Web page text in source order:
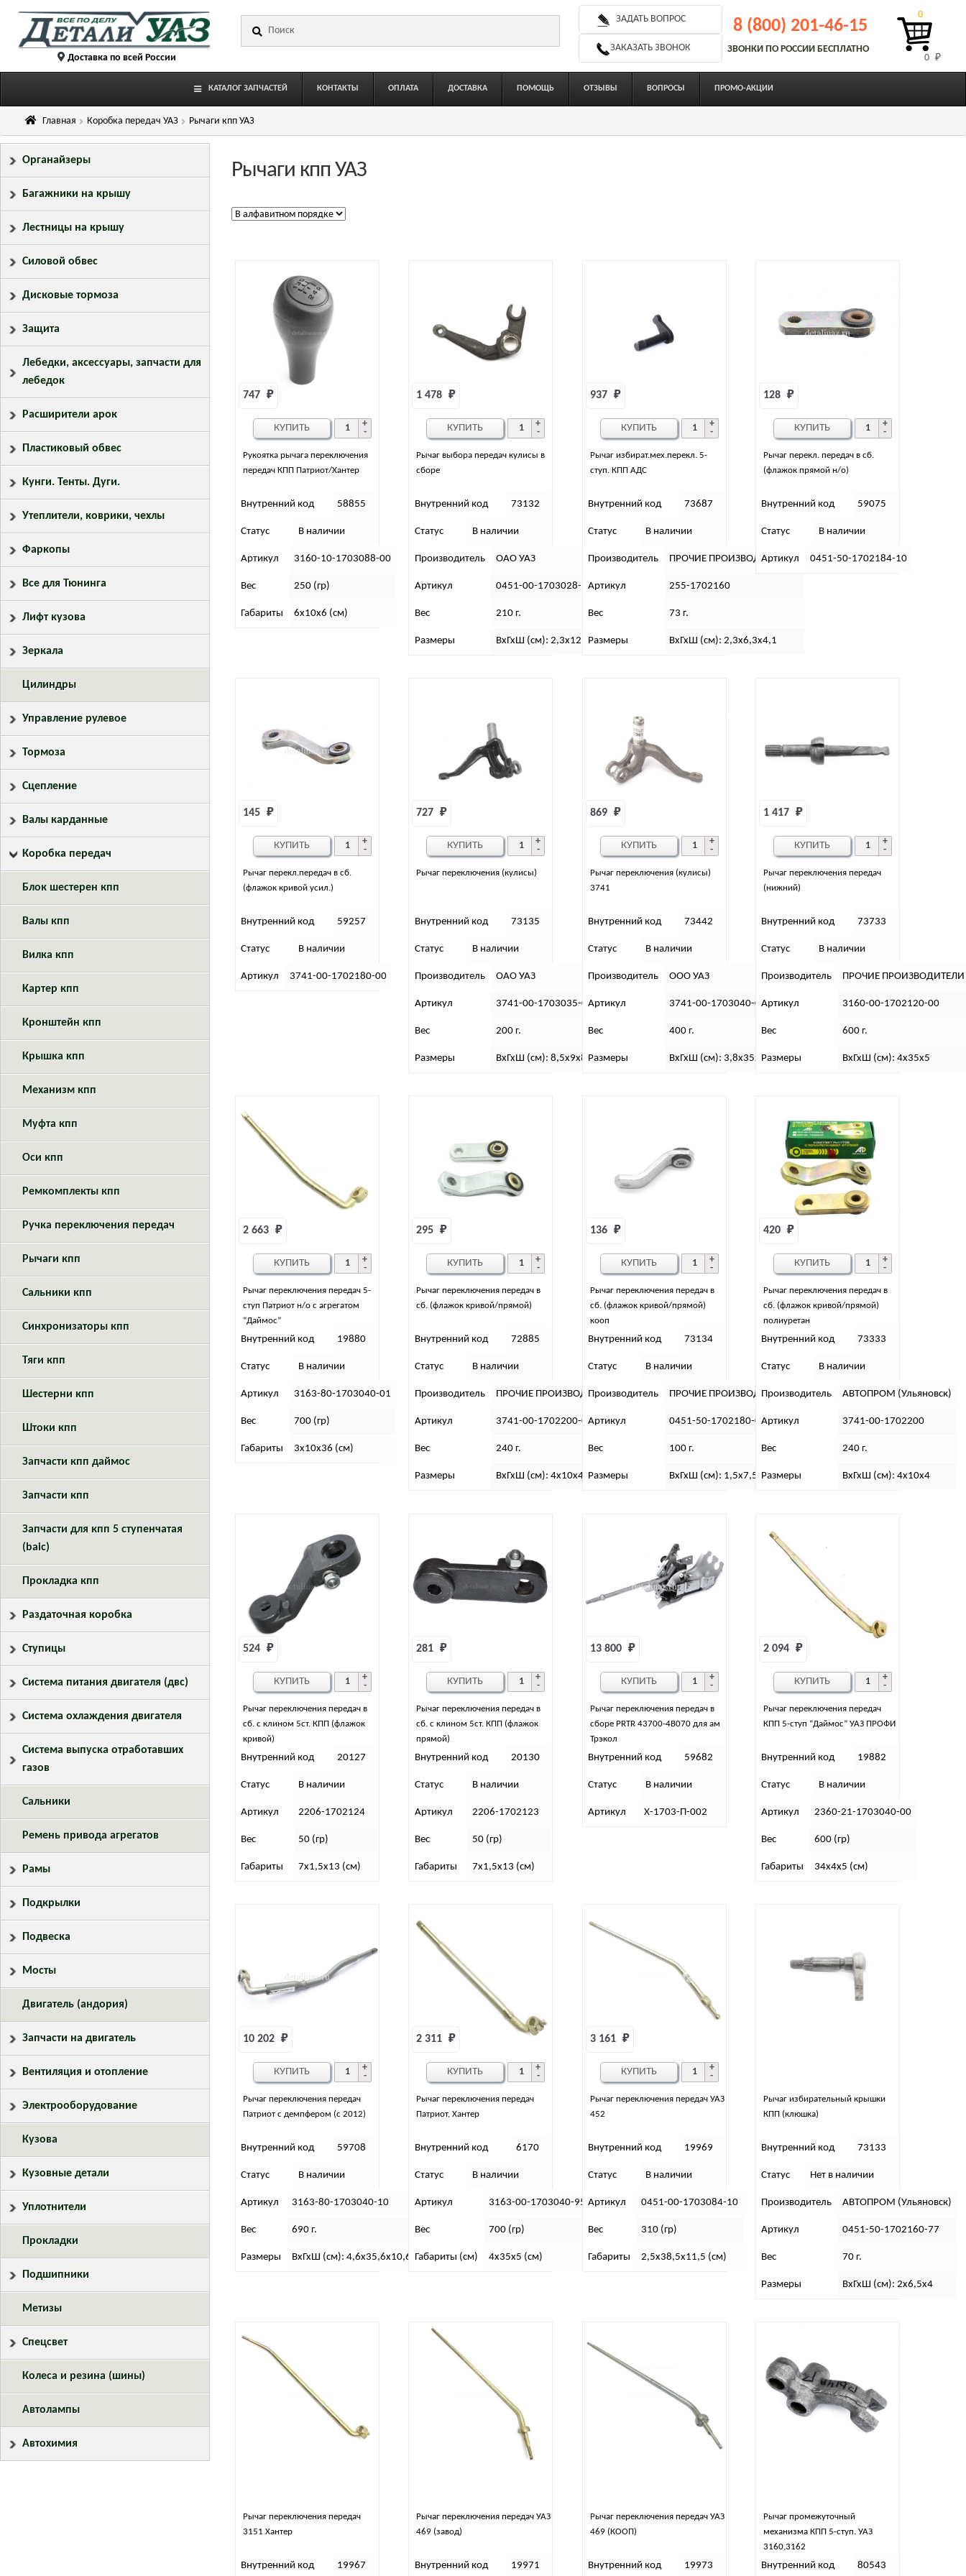
Перейти
Перейти
содержимому Доставка по всей России
ЗАДАТЬ ВОПРОС
ЗАКАЗАТЬ ЗВОНОК
8 (800) 201-46-15
ЗВОНКИ ПО РОССИИ БЕСПЛАТНО
0 ₽
0
КАТАЛОГ ЗАПЧАСТЕЙ КОНТАКТЫ ОПЛАТА ДОСТАВКА ПОМОЩЬ ОТЗЫВЫ ВОПРОСЫ ПРОМО-АКЦИИ
Главная Коробка передач УАЗ Рычаги кпп УАЗ
Рычаги кпп УАЗ
Рукоятка рычага переключения
передач КПП Патриот/Хантер
747 ₽
Внутренний код 58855
Статус В наличии
Артикул 3160-10-1703088-00
Вес 250 (гр)
Габариты 6х10х6 (см)
КУПИТЬ
Рычаг выбора передач кулисы в
сборе
1 478 ₽
Внутренний код 73132
Статус В наличии
Производитель ОАО УАЗ
Артикул 0451-00-1703028-30
Вес 210 г.
Размеры ВхГхШ (см): 2,3х12,5х8
КУПИТЬ
Рычаг избират.мех.перекл. 5-
ступ. КПП АДС
937 ₽
Внутренний код 73687
Статус В наличии
Производитель ПРОЧИЕ ПРОИЗВОДИТЕЛИ 2
Артикул 255-1702160
Вес 73 г.
Размеры ВхГхШ (см): 2,3х6,3х4,1
КУПИТЬ
Рычаг перекл. передач в сб.
(флажок прямой н/о)
128 ₽
Внутренний код 59075
Статус В наличии
Артикул 0451-50-1702184-10
КУПИТЬ
Рычаг перекл.передач в сб.
(флажок кривой усил.)
145 ₽
Внутренний код 59257
Статус В наличии
Артикул 3741-00-1702180-00
КУПИТЬ
Рычаг переключения (кулисы)
727 ₽
Внутренний код 73135
Статус В наличии
Производитель ОАО УАЗ
Артикул 3741-00-1703035-00(95)
Вес 200 г.
Размеры ВхГхШ (см): 8,5х9х8,8
КУПИТЬ
Рычаг переключения (кулисы)
3741
869 ₽
Внутренний код 73442
Статус В наличии
Производитель ООО УАЗ
Артикул 3741-00-1703040-00
Вес 400 г.
Размеры ВхГхШ (см): 3,8х35х4,5
КУПИТЬ
Рычаг переключения передач
(нижний)
1 417 ₽
Внутренний код 73733
Статус В наличии
Производитель ПРОЧИЕ ПРОИЗВОДИТЕЛИ
Артикул 3160-00-1702120-00
Вес 600 г.
Размеры ВхГхШ (см): 4х35х5
КУПИТЬ
Рычаг переключения передач 5-
ступ Патриот н/о с агрегатом
“Даймос”
2 663 ₽
Внутренний код 19880
Статус В наличии
Артикул 3163-80-1703040-01
Вес 700 (гр)
Габариты 3х10х36 (см)
КУПИТЬ
Рычаг переключения передач в
сб. (флажок кривой/прямой)
295 ₽
Внутренний код 72885
Статус В наличии
Производитель ПРОЧИЕ ПРОИЗВОДИТЕЛИ 3
Артикул 3741-00-1702200-00
Вес 240 г.
Размеры ВхГхШ (см): 4х10х4
КУПИТЬ
Рычаг переключения передач в
сб. (флажок кривой/прямой)
кооп
136 ₽
Внутренний код 73134
Статус В наличии
Производитель ПРОЧИЕ ПРОИЗВОДИТЕЛИ 3
Артикул 0451-50-1702180-00
Вес 100 г.
Размеры ВхГхШ (см): 1,5х7,5х2,5
КУПИТЬ
Рычаг переключения передач в
сб. (флажок кривой/прямой)
полиуретан
420 ₽
Внутренний код 73333
Статус В наличии
Производитель АВТОПРОМ (Ульяновск)
Артикул 3741-00-1702200
Вес 240 г.
Размеры ВхГхШ (см): 4х10х4
КУПИТЬ
Рычаг переключения передач в
сб. с клином 5ст. КПП (флажок
кривой)
524 ₽
Внутренний код 20127
Статус В наличии
Артикул 2206-1702124
Вес 50 (гр)
Габариты 7х1,5х13 (см)
КУПИТЬ
Рычаг переключения передач в
сб. с клином 5ст. КПП (флажок
прямой)
281 ₽
Внутренний код 20130
Статус В наличии
Артикул 2206-1702123
Вес 50 (гр)
Габариты 7х1,5х13 (см)
КУПИТЬ
Рычаг переключения передач в
сборе PRTR 43700-4B070 для ам
Трэкол
13 800 ₽
Внутренний код 59682
Статус В наличии
Артикул Х-1703-П-002
КУПИТЬ
Рычаг переключения передач
КПП 5-ступ “Даймос” УАЗ ПРОФИ
2 094 ₽
Внутренний код 19882
Статус В наличии
Артикул 2360-21-1703040-00
Вес 600 (гр)
Габариты 34х4х5 (см)
КУПИТЬ
Рычаг переключения передач
Патриот с демпфером (с 2012)
10 202 ₽
Внутренний код 59708
Статус В наличии
Артикул 3163-80-1703040-10
Вес 690 г.
Размеры ВхГхШ (см): 4,6х35,6х10,6
КУПИТЬ
Рычаг переключения передач
Патриот, Хантер
2 311 ₽
Внутренний код 6170
Статус В наличии
Артикул 3163-00-1703040-95
Вес 700 (гр)
Габариты (см) 4х35х5 (см)
КУПИТЬ
Рычаг переключения передач УАЗ
452
3 161 ₽
Внутренний код 19969
Статус В наличии
Артикул 0451-00-1703084-10
Вес 310 (гр)
Габариты 2,5х38,5х11,5 (см)
КУПИТЬ
Рычаг избирательный крышки
КПП (клюшка)
Внутренний код 73133
Статус Нет в наличии
Производитель АВТОПРОМ (Ульяновск)
Артикул 0451-50-1702160-77
Вес 70 г.
Размеры ВхГхШ (см): 2х6,5х4
Рычаг переключения передач
3151 Хантер
Внутренний код 19967
Рычаг переключения передач УАЗ
469 (завод)
Внутренний код 19971
Рычаг переключения передач УАЗ
469 (КООП)
Внутренний код 19973
Рычаг промежуточный
механизма КПП 5-ступ. УАЗ
3160,3162
Внутренний код 80543
Органайзеры
Багажники на крышу
Лестницы на крышу
Силовой обвес
Дисковые тормоза
Защита
Лебедки, аксессуары, запчасти для
лебедок
Расширители арок
Пластиковый обвес
Кунги. Тенты. Дуги.
Утеплители, коврики, чехлы
Фаркопы
Все для Тюнинга
Лифт кузова
Зеркала
Цилиндры
Управление рулевое
Тормоза
Сцепление
Валы карданные
Коробка передач
Блок шестерен кпп
Валы кпп
Вилка кпп
Картер кпп
Кронштейн кпп
Крышка кпп
Механизм кпп
Муфта кпп
Оси кпп
Ремкомплекты кпп
Ручка переключения передач
Рычаги кпп
Сальники кпп
Синхронизаторы кпп
Тяги кпп
Шестерни кпп
Штоки кпп
Запчасти кпп даймос
Запчасти кпп
Запчасти для кпп 5 ступенчатая
(baic)
Прокладка кпп
Раздаточная коробка
Ступицы
Система питания двигателя (двс)
Система охлаждения двигателя
Система выпуска отработавших
газов
Сальники
Ремень привода агрегатов
Рамы
Подкрылки
Подвеска
Мосты
Двигатель (андория)
Запчасти на двигатель
Вентиляция и отопление
Электрооборудование
Кузова
Кузовные детали
Уплотнители
Прокладки
Подшипники
Метизы
Спецсвет
Колеса и резина (шины)
Автолампы
Автохимия